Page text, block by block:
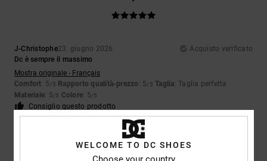
J-Christophe23. giugno 2026
Acquisto verificato
Dc è sempre il massimo
Mostra originale - Français
Comfort: 5/5 Rapporto qualità-prezzo : 5/5 Taglia: Taglia perfetta
Materiale: 5/5 Colore: 5/5
Consiglio questo prodotto
5/5
WELCOME TO DC SHOES